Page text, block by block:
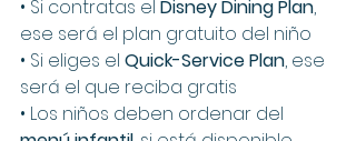
• Si contratas el Disney Dining Plan,
ese será el plan gratuito del niño
• Si eliges el Quick-Service Plan, ese
será el que reciba gratis
• Los niños deben ordenar del